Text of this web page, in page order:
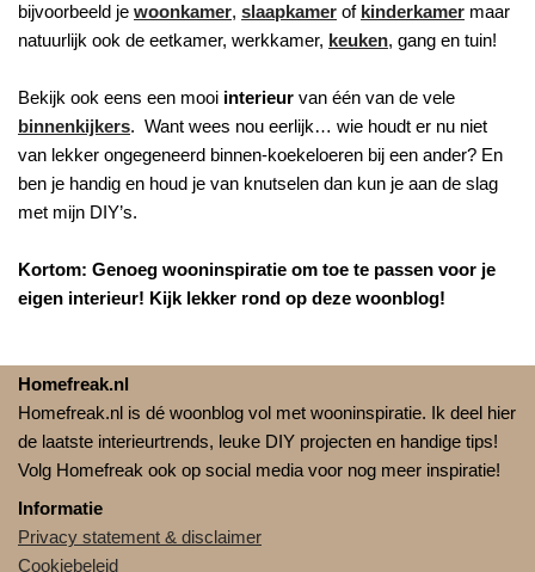
bijvoorbeeld je woonkamer, slaapkamer of kinderkamer maar
natuurlijk ook de eetkamer, werkkamer, keuken, gang en tuin!
Bekijk ook eens een mooi interieur van één van de vele
binnenkijkers. Want wees nou eerlijk… wie houdt er nu niet
van lekker ongegeneerd binnen-koekeloeren bij een ander? En
ben je handig en houd je van knutselen dan kun je aan de slag
met mijn DIY’s.
Kortom: Genoeg wooninspiratie om toe te passen voor je
eigen interieur! Kijk lekker rond op deze woonblog!
Homefreak.nl
Homefreak.nl is dé woonblog vol met wooninspiratie. Ik deel hier
de laatste interieurtrends, leuke DIY projecten en handige tips!
Volg Homefreak ook op social media voor nog meer inspiratie!
Informatie
Privacy statement & disclaimer
Cookiebeleid